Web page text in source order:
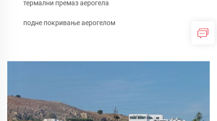
термални премаз аерогела
подне покривање аерогелом